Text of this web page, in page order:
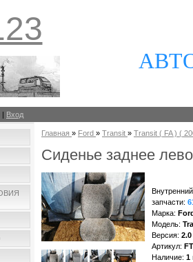
| Вход
Главная » Ford » Transit » Transit ( FA ) (
Сиденье заднее
запчасти:
Марка:
Модель:
Версия:
Артикул:
Наличие: 1